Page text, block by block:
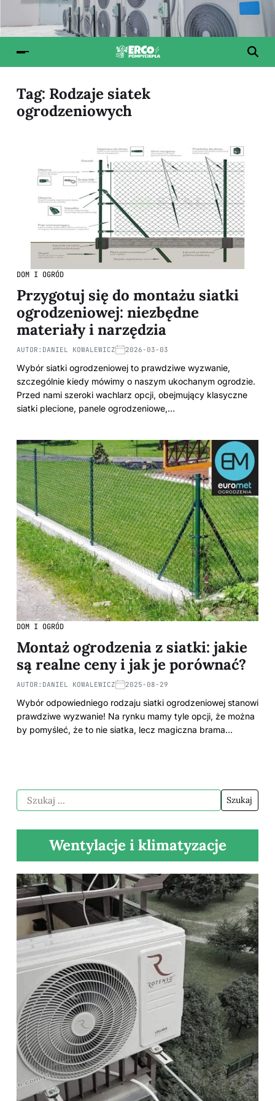
Tag: Rodzaje siatek
ogrodzeniowych
DOM I OGRÓD
Przygotuj się do montażu siatki
ogrodzeniowej: niezbędne
materiały i narzędzia
AUTOR: DANIEL KOWALEWICZ 2026-03-03
Wybór siatki ogrodzeniowej to prawdziwe wyzwanie,
szczególnie kiedy mówimy o naszym ukochanym ogrodzie.
Przed nami szeroki wachlarz opcji, obejmujący klasyczne
siatki plecione, panele ogrodzeniowe,…
DOM I OGRÓD
Montaż ogrodzenia z siatki: jakie
są realne ceny i jak je porównać?
AUTOR: DANIEL KOWALEWICZ 2025-08-29
Wybór odpowiedniego rodzaju siatki ogrodzeniowej stanowi
prawdziwe wyzwanie! Na rynku mamy tyle opcji, że można
by pomyśleć, że to nie siatka, lecz magiczna brama…
Wentylacje i klimatyzacje